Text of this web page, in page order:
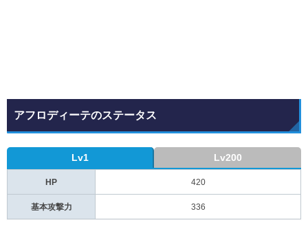
アフロディーテのステータス
Lv1 Lv200
HP 420
基本攻撃力 336